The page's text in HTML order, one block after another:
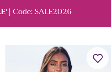
¹ | Code: SALE2026